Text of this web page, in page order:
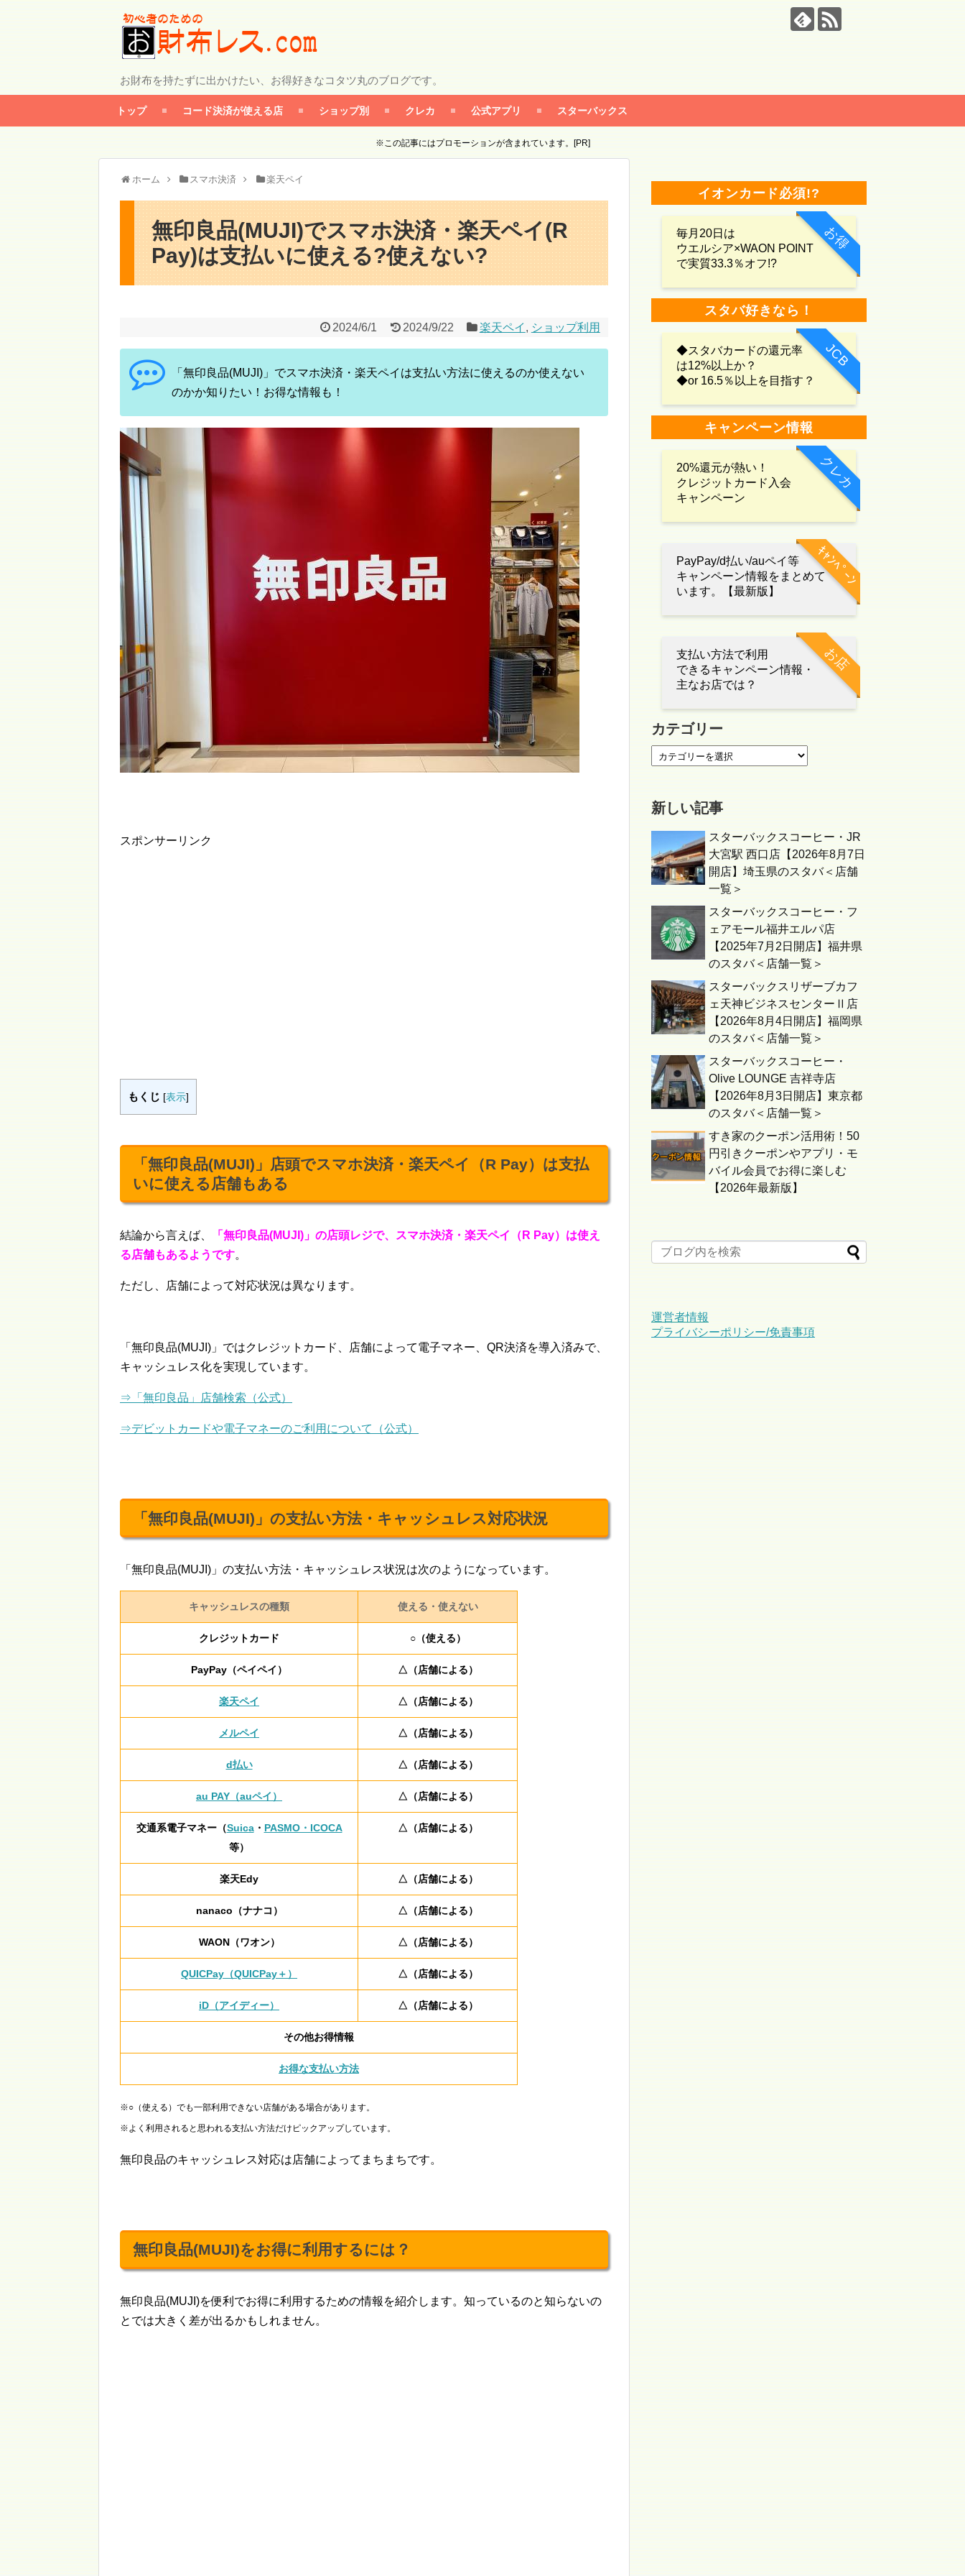
お財布を持たずに出かけたい、お得好きなコタツ丸のブログです。
トップ コード決済が使える店 ショップ別 クレカ 公式アプリ スターバックス
※この記事にはプロモーションが含まれています。[PR]
ホーム スマホ決済 楽天ペイ
無印良品(MUJI)でスマホ決済・楽天ペイ(R
Pay)は支払いに使える?使えない?
2024/6/1 2024/9/22 楽天ペイ , ショップ利用
「無印良品(MUJI)」でスマホ決済・楽天ペイは支払い方法に使えるのか使えない
のかか知りたい！お得な情報も！
スポンサーリンク
もくじ [表示]
「無印良品(MUJI)」店頭でスマホ決済・楽天ペイ（R Pay）は支払
いに使える店舗もある
結論から言えば、
「無印良品(MUJI)」の店頭レジで、スマホ決済・楽天ペイ（R Pay）は使え
る店舗もあるようです。
ただし、店舗によって対応状況は異なります。
「無印良品(MUJI)」ではクレジットカード、店舗によって電子マネー、QR決済を導入済みで、
キャッシュレス化を実現しています。
⇒「無印良品」店舗検索（公式）
⇒デビットカードや電子マネーのご利用について（公式）
「無印良品(MUJI)」の支払い方法・キャッシュレス対応状況
「無印良品(MUJI)」の支払い方法・キャッシュレス状況は次のようになっています。
キャッシュレスの種類 使える・使えない
クレジットカード ○（使える）
PayPay（ペイペイ） △（店舗による）
楽天ペイ △（店舗による）
メルペイ △（店舗による）
d払い △（店舗による）
au PAY（auペイ） △（店舗による）
交通系電子マネー（Suica・ PASMO・ICOCA
等）
△（店舗による）
楽天Edy △（店舗による）
nanaco（ナナコ） △（店舗による）
WAON（ワオン） △（店舗による）
QUICPay（QUICPay＋） △（店舗による）
iD（アイディー） △（店舗による）
その他お得情報
お得な支払い方法
※○（使える）でも一部利用できない店舗がある場合があります。
※よく利用されると思われる支払い方法だけピックアップしています。
無印良品のキャッシュレス対応は店舗によってまちまちです。
無印良品(MUJI)をお得に利用するには？
無印良品(MUJI)を便利でお得に利用するための情報を紹介します。知っているのと知らないの
とでは大きく差が出るかもしれません。
イオンカード必須!?
お得
毎月20日は
ウエルシア×WAON POINT
で実質33.3％オフ!?
スタバ好きなら！
JCB
◆スタバカードの還元率
は12%以上か？
◆or 16.5％以上を目指す？
キャンペーン情報
クレカ
20%還元が熱い！
クレジットカード入会
キャンペーン
ｷｬﾝﾍﾟｰﾝ
PayPay/d払い/auペイ等
キャンペーン情報をまとめて
います。【最新版】
お店
支払い方法で利用
できるキャンペーン情報・
主なお店では？
カテゴリー
新しい記事
スターバックスコーヒー・JR
大宮駅 西口店【2026年8月7日
開店】埼玉県のスタバ＜店舗
一覧＞
スターバックスコーヒー・フ
ェアモール福井エルパ店
【2025年7月2日開店】福井県
のスタバ＜店舗一覧＞
スターバックスリザーブカフ
ェ天神ビジネスセンターⅡ店
【2026年8月4日開店】福岡県
のスタバ＜店舗一覧＞
スターバックスコーヒー・
Olive LOUNGE 吉祥寺店
【2026年8月3日開店】東京都
のスタバ＜店舗一覧＞
すき家のクーポン活用術！50
円引きクーポンやアプリ・モ
バイル会員でお得に楽しむ
【2026年最新版】
運営者情報
プライバシーポリシー/免責事項